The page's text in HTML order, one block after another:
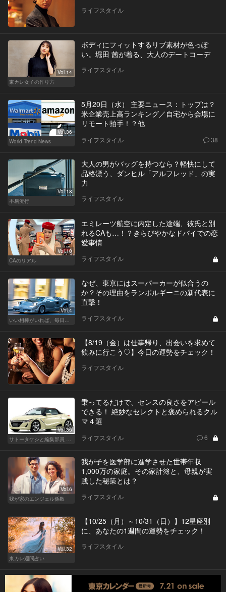
ライフスタイル
Vol.14
東カレ女子の作り方
ボディにフィットするリブ素材が色っぽ
い。堀田 茜が着る、大人のデートコーデ
ライフスタイル
Vol.36
World Trend News
5月20日（水） 主要ニュース：トップは？
米企業売上高ランキング／自宅から会場に
リモート拍手！？他
ライフスタイル 38
Vol.18
不易流行
大人の男がバッグを持つなら？軽快にして
品格漂う、ダンヒル「アルフレッド」の実
力
ライフスタイル
Vol.10
CAのリアル
エミレーツ航空に内定した途端、彼氏と別
れるCAも…！？きらびやかなドバイでの恋
愛事情
ライフスタイル
Vol.4
いい相棒がいれば、毎日が楽しい。クルマがあるとできること
なぜ、東京にはスーパーカーが似合うの
か？その理由をランボルギーニの新代表に
直撃！
ライフスタイル
【8/19（金）は仕事帰り、出会いを求めて
飲みに行こう♡】今日の運勢をチェック！
ライフスタイル
Vol.36
サトータケシと編集部員 船山の"CAR GENTSへの道"
乗ってるだけで、センスの良さをアピール
できる！ 絶妙なセレクトと褒められるクル
マ４選
ライフスタイル 6
Vol.6
我が家のエンジェル係数
我が子を医学部に進学させた世帯年収
1,000万の家庭。その家計簿と、母親が実
践した秘策とは？
ライフスタイル
Vol.32
東カレ週間占い
【10/25（月）～10/31（日）】12星座別
に、あなたの1週間の運勢をチェック！
ライフスタイル